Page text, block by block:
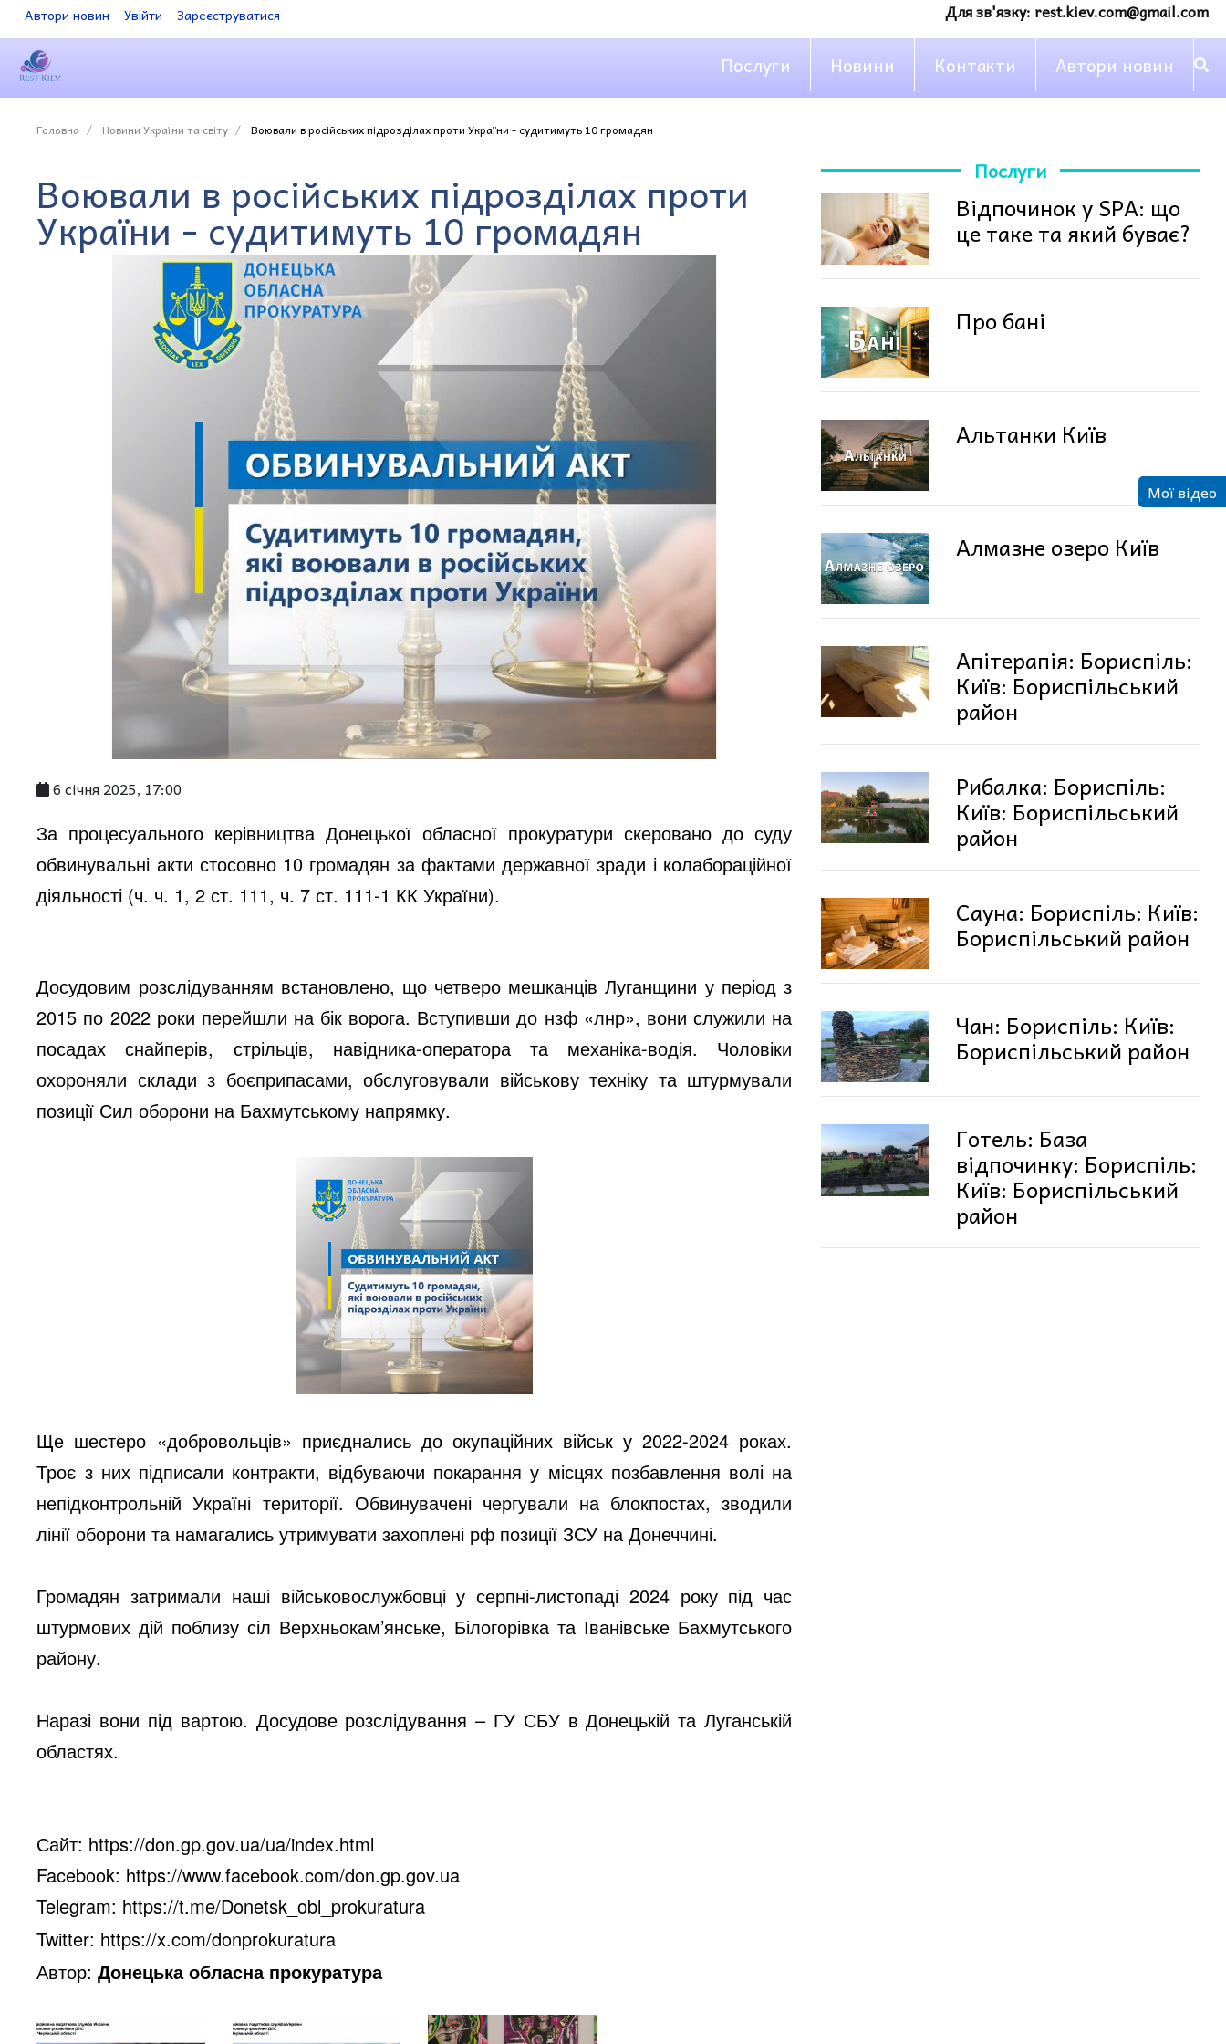
Автори новин Увійти Зареєструватися Для зв'язку: rest.kiev.com@gmail.com
Послуги Новини Контакти Автори новин
Головна Новини України та світу Воювали в російських підрозділах проти України - судитимуть 10 громадян
Воювали в російських підрозділах проти
України - судитимуть 10 громадян
6 січня 2025, 17:00
За процесуального керівництва Донецької обласної прокуратури скеровано до суду
обвинувальні акти стосовно 10 громадян за фактами державної зради і колабораційної
діяльності (ч. ч. 1, 2 ст. 111, ч. 7 ст. 111-1 КК України).
Досудовим розслідуванням встановлено, що четверо мешканців Луганщини у період з
2015 по 2022 роки перейшли на бік ворога. Вступивши до нзф «лнр», вони служили на
посадах снайперів, стрільців, навідника-оператора та механіка-водія. Чоловіки
охороняли склади з боєприпасами, обслуговували військову техніку та штурмували
позиції Сил оборони на Бахмутському напрямку.
Ще шестеро «добровольців» приєднались до окупаційних військ у 2022-2024 роках.
Троє з них підписали контракти, відбуваючи покарання у місцях позбавлення волі на
непідконтрольній Україні території. Обвинувачені чергували на блокпостах, зводили
лінії оборони та намагались утримувати захоплені рф позиції ЗСУ на Донеччині.
Громадян затримали наші військовослужбовці у серпні-листопаді 2024 року під час
штурмових дій поблизу сіл Верхньокам’янське, Білогорівка та Іванівське Бахмутського
району.
Наразі вони під вартою. Досудове розслідування – ГУ СБУ в Донецькій та Луганській
областях.
Сайт: https://don.gp.gov.ua/ua/index.html
Facebook: https://www.facebook.com/don.gp.gov.ua
Telegram: https://t.me/Donetsk_obl_prokuratura
Twitter: https://x.com/donprokuratura
Автор:Донецька обласна прокуратура
Послуги
Відпочинок у SPA: що
це таке та який буває?
Про бані
Альтанки Київ
Алмазне озеро Київ
Апітерапія: Бориспіль:
Київ: Бориспільський
район
Рибалка: Бориспіль:
Київ: Бориспільський
район
Сауна: Бориспіль: Київ:
Бориспільський район
Чан: Бориспіль: Київ:
Бориспільський район
Готель: База
відпочинку: Бориспіль:
Київ: Бориспільський
район
Мої відео